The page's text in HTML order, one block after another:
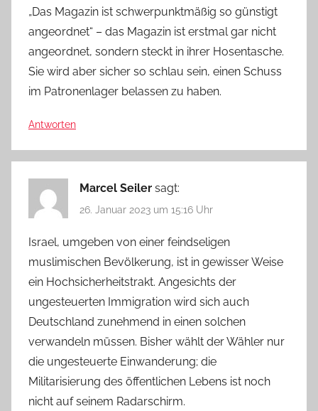
„Das Magazin ist schwerpunktmäßig so günstigt
angeordnet“ – das Magazin ist erstmal gar nicht
angeordnet, sondern steckt in ihrer Hosentasche.
Sie wird aber sicher so schlau sein, einen Schuss
im Patronenlager belassen zu haben.
Antworten
Marcel Seiler sagt:
26. Januar 2023 um 15:16 Uhr
Israel, umgeben von einer feindseligen
muslimischen Bevölkerung, ist in gewisser Weise
ein Hochsicherheitstrakt. Angesichts der
ungesteuerten Immigration wird sich auch
Deutschland zunehmend in einen solchen
verwandeln müssen. Bisher wählt der Wähler nur
die ungesteuerte Einwanderung; die
Militarisierung des öffentlichen Lebens ist noch
nicht auf seinem Radarschirm.